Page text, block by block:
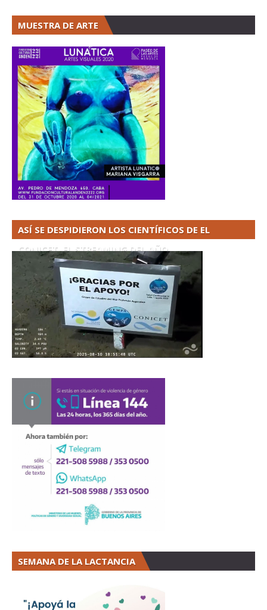
MUESTRA DE ARTE
ASÍ SE DESPIDIERON LOS CIENTÍFICOS DE EL
CONICET. EL STREAMING DEL AÑO
SEMANA DE LA LACTANCIA